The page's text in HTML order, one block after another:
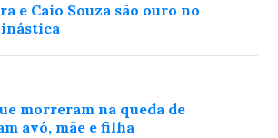
e Caio Souza são ouro no
morreram na queda de
avó, mãe e filha